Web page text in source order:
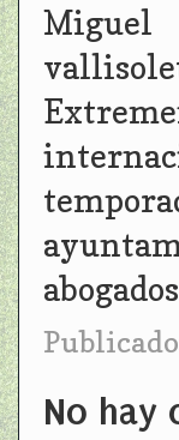
Miguel
No hay